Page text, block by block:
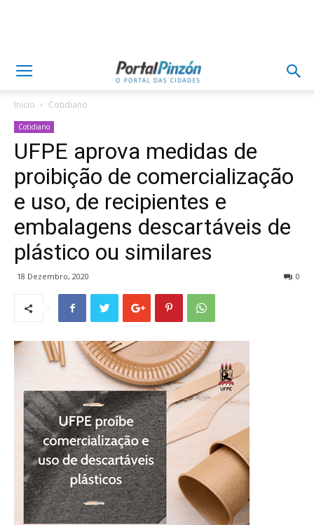
Inicio Cotidiano
Cotidiano
UFPE aprova medidas de
proibição de comercialização
e uso, de recipientes e
embalagens descartáveis de
plástico ou similares
18 Dezembro, 2020 0